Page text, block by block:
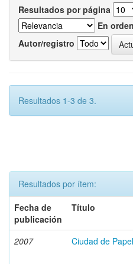
Resultados por página
En orden
Autor/registro
Resultados 1-3 de 3.
Resultados por ítem:
Fecha de
publicación
Título
2007 Ciudad de